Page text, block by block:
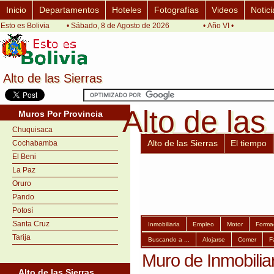
Alto de las Sierras
Alto de las Sierras
Inicio Departamentos Hoteles Fotografías Videos
Esto es Bolivia • Sábado, 8 de Agosto de 2026 • Año VI •
Muros Por Provincia
Chuquisaca
Cochabamba
El Beni
La Paz
Oruro
Pando
Potosí
Santa Cruz
Tarija
Alto de
Alto de
Alto de las Sierras El tiempo
Inmobiliaria Empleo Motor
Buscando a ... Alojarse Comer
Muro de